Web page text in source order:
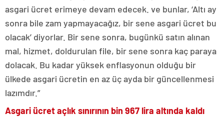
asgari ücret erimeye devam edecek. ve bunlar, ‘Altı ay
sonra bile zam yapmayacağız, bir sene asgari ücret bu
olacak’ diyorlar. Bir sene sonra, bugünkü satın alınan
mal, hizmet, doldurulan file, bir sene sonra kaç paraya
dolacak. Bu kadar yüksek enflasyonun olduğu bir
ülkede asgari ücretin en az üç ayda bir güncellenmesi
lazımdır.”
Asgari ücret açlık sınırının bin 967 lira altında kaldı